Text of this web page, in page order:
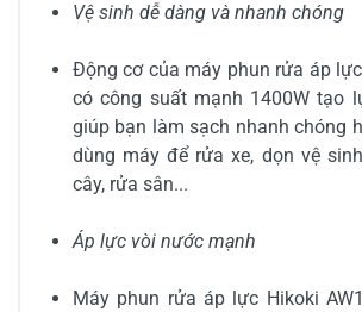
Vệ sinh dễ dàng và nhanh chóng
Động cơ của máy phun rửa áp
có công suất mạnh 1400W tạo
giúp bạn làm sạch nhanh chóng
dùng máy để rửa xe, dọn vệ
cây, rửa sân...
Áp lực vòi nước mạnh
Máy phun rửa áp lực Hikoki